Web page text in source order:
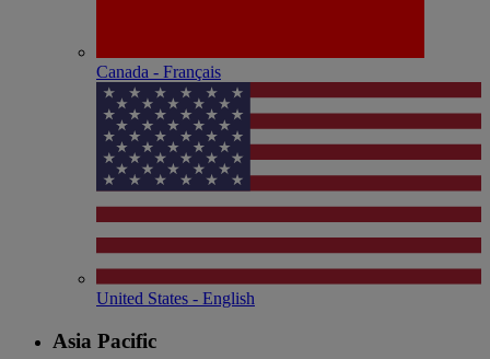
Canada - Français
United States - English
Asia Pacific